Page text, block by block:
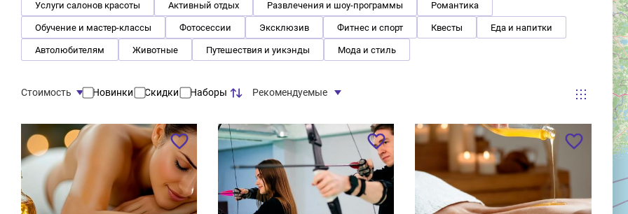
Услуги салонов красоты Активный отдых Развлечения и шоу-программы Романтика
Обучение и мастер-классы Фотосессии Эксклюзив Фитнес и спорт Квесты Еда и напитки
Автолюбителям Животные Путешествия и уикэнды Мода и стиль
Стоимость Новинки Скидки Наборы Рекомендуемые